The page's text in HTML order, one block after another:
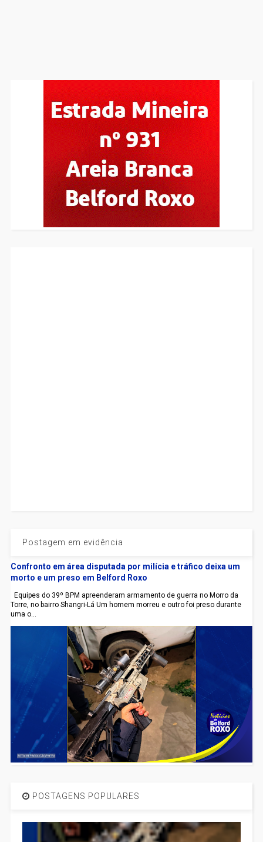
Postagem em evidência
Confronto em área disputada por milícia e tráfico deixa um
morto e um preso em Belford Roxo
Equipes do 39º BPM apreenderam armamento de guerra no Morro da
Torre, no bairro Shangri-Lá Um homem morreu e outro foi preso durante
uma o...
POSTAGENS POPULARES